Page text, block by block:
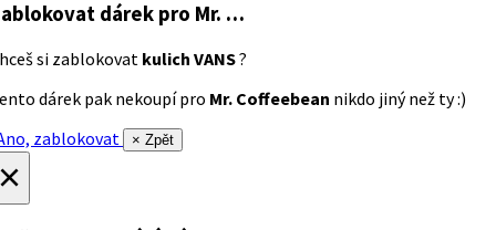
dárek pro Mr. …
si zablokovat kulich VANS?
dárek pak nekoupí pro Mr. Coffeebean nikdo jiný než ty :)
zablokovat
× Zpět